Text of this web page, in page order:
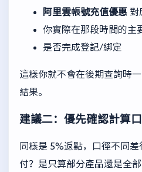
阿里雲帳號充值優惠 對
你實際在那段時間的主
是否完成登記/綁定
這樣你就不會在後期查詢時
結果。
建議二：優先確認計算
同樣是 5%返點，口徑不同
付？是只算部分產品還是全